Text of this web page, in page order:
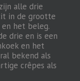
alle drie
in de grootte
het beleg.
drie en is een
en het
bekend als
crêpes als